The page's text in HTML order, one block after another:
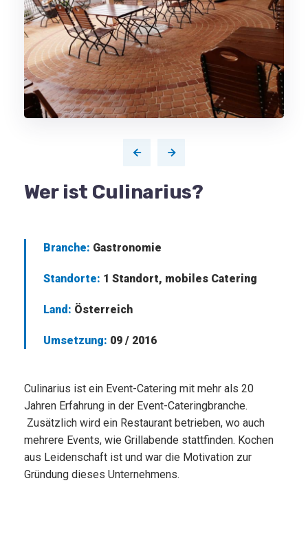
Wer ist Culinarius?
Branche: Gastronomie
Standorte: 1 Standort, mobiles Catering
Land: Österreich
Umsetzung: 09 / 2016
Culinarius ist ein Event-Catering mit mehr als 20
Jahren Erfahrung in der Event-Cateringbranche.
Zusätzlich wird ein Restaurant betrieben, wo auch
mehrere Events, wie Grillabende stattfinden. Kochen
aus Leidenschaft ist und war die Motivation zur
Gründung dieses Unternehmens.